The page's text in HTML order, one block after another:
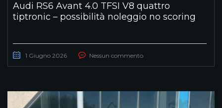
Audi RS6 Avant 4.0 TFSI V8 quattro
tiptronic – possibilità noleggio no scoring
1 Giugno 2026 Nessun commento